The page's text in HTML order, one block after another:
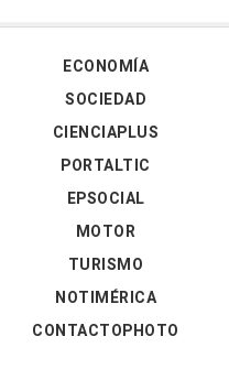
ECONOMÍA
SOCIEDAD
CIENCIAPLUS
PORTALTIC
EPSOCIAL
MOTOR
TURISMO
NOTIMÉRICA
CONTACTOPHOTO